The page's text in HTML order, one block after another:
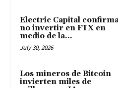
Electric Capital
no invertir en FTX en
medio de la...
July 30, 2026
Los mineros de Bitcoin
invierten miles de